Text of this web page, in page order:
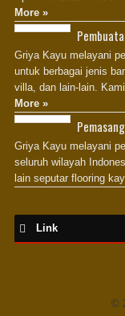
Komunitas Bisnis
Konsultan
Jasa Pengurusan
Importir Gearbox
Bumbu Rempah
Jasa Kargo
Resep Masakan
More »
Griya Kayu melayani
untuk berbagai jenis
villa, dan lain-lain.
More »
Griya Kayu melayani
seluruh wilayah
lain seputar flooring
Link
©